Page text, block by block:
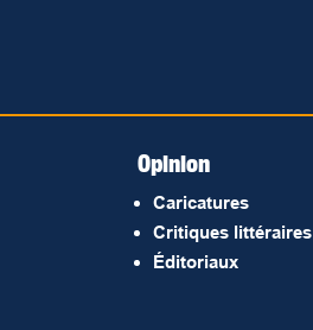
Opinion
Caricatures
Critiques littéraires
Éditoriaux